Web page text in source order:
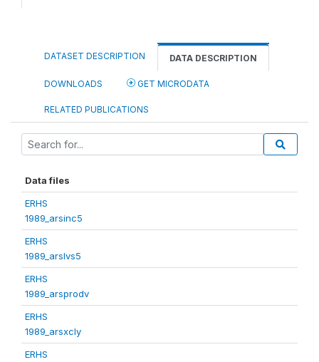
DATASET DESCRIPTION DATA DESCRIPTION
DOWNLOADS GET MICRODATA
RELATED PUBLICATIONS
Data files
ERHS
1989_arsinc5
ERHS
1989_arslvs5
ERHS
1989_arsprodv
ERHS
1989_arsxcly
ERHS